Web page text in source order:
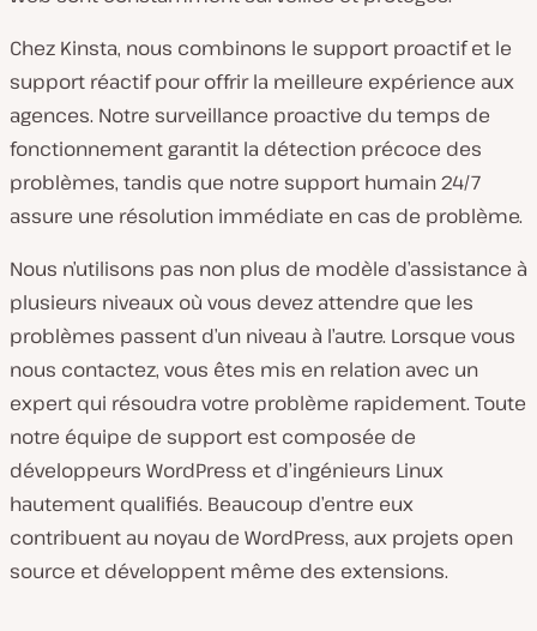
Chez Kinsta, nous combinons le support proactif et le
support réactif pour offrir la meilleure expérience aux
agences. Notre surveillance proactive du temps de
fonctionnement garantit la détection précoce des
problèmes, tandis que notre support humain 24/7
assure une résolution immédiate en cas de problème.
Nous n’utilisons pas non plus de modèle d’assistance à
plusieurs niveaux où vous devez attendre que les
problèmes passent d’un niveau à l’autre. Lorsque vous
nous contactez, vous êtes mis en relation avec un
expert qui résoudra votre problème rapidement. Toute
notre équipe de support est composée de
développeurs WordPress et d’ingénieurs Linux
hautement qualifiés. Beaucoup d’entre eux
contribuent au noyau de WordPress, aux projets open
source et développent même des extensions.